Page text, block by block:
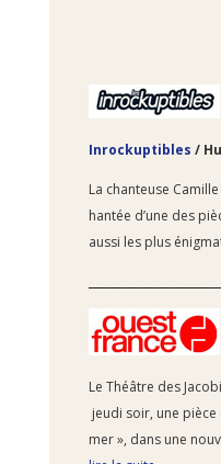
Inrockuptibles /
La chanteuse
hantée d’une des
aussi les plus
Le Théâtre des
jeudi soir, une pièce
mer », dans une